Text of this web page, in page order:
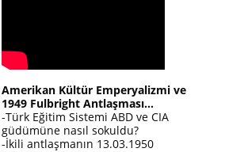
Amerikan Kültür Emperyalizmi ve
1949 Fulbright Antlaşması...
-Türk Eğitim Sistemi ABD ve CIA
güdümüne nasıl sokuldu?
-İkili antlaşmanın 13.03.1950